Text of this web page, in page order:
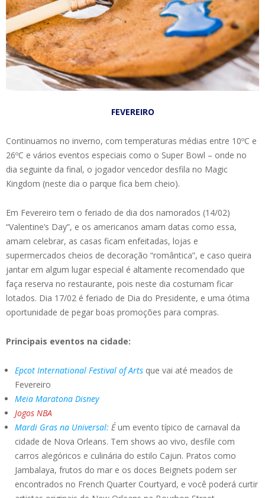
FEVEREIRO
Continuamos no inverno, com temperaturas médias entre 10ºC e
26ºC e vários eventos especiais como o Super Bowl – onde no
dia seguinte da final, o jogador vencedor desfila no Magic
Kingdom (neste dia o parque fica bem cheio).
Em Fevereiro tem o feriado de dia dos namorados (14/02)
“Valentine’s Day”, e os americanos amam datas como essa,
amam celebrar, as casas ficam enfeitadas, lojas e
supermercados cheios de decoração “romântica”, e caso queira
jantar em algum lugar especial é altamente recomendado que
faça reserva no restaurante, pois neste dia costumam ficar
lotados. Dia 17/02 é feriado de Dia do Presidente, e uma ótima
oportunidade de pegar boas promoções para compras.
Principais eventos na cidade:
Epcot International Festival of Arts que vai até meados de
Fevereiro
Meia Maratona Disney
Jogos NBA
Mardi Gras na Universal: Éum evento típico de carnaval da
cidade de Nova Orleans. Tem shows ao vivo, desfile com
carros alegóricos e culinária do estilo Cajun. Pratos como
Jambalaya, frutos do mar e os doces Beignets podem ser
encontrados no French Quarter Courtyard, e você poderá curtir